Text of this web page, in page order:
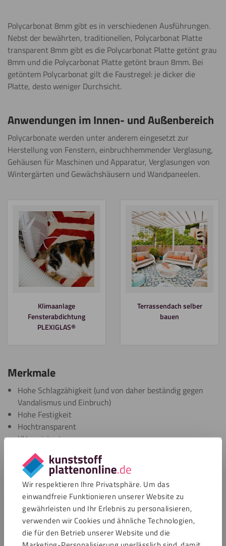
Wir respektieren Ihre Privatsphäre. Um das
einwandfreie Funktionieren unserer Website zu
gewährleisten und Ihr Erlebnis zu personalisieren,
verwenden wir Cookies und ähnliche Technologien,
die für den Betrieb unserer Website und die
Polycarbonat 8mm gibt es in verschiedenen Ausführungen.
Nebst der bewährten, traditionellen, Polycarbonat Platte
transparent 8mm gibt es die Polycarbonat Platte getönt grau
8mm und die Polycarbonat Platte getönt braun 8mm. Bei
getöntem Polycarbonat gilt die Faustregel: je dicker die
Platte, desto weniger Durchsicht.
Anwendungen im Innen- und Außenbereich
Polycarbonate werden unter anderem eingesetzt zur
Herstellung von Fenstern, einbruchhemmender Verglasung,
Gehäusen für Maschinen und Apparatur, Verglasungen von
Wintergärten und Gewächshäusern und Wandpaneelen.
Klimaanlage
Fensterabdichtung
PLEXIGLAS®
Terrassendach selber
bauen
Merkmale
Hohe Schlagzähigkeit (und von daher beständig gegen
Vandalismus und Einbruch)
Hohe Festigkeit
Hochtransparent
UV-resistent
Lange Lebensdauer
Extreme Härte (250 mal stärker als herkömmliches Glas)
Leichtes Material (halb so schwer als herkömmliches Glas)
Einfache Be- und Verarbeitung
Hohe Feuerbeständigkeit und thermische Stabilität
Selbstlöschend
Hervorragende chemische Beständigkeit